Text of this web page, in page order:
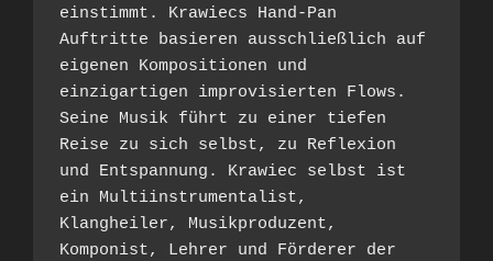
einstimmt. Krawiecs Hand-Pan
Auftritte basieren ausschließlich auf
eigenen Kompositionen und
einzigartigen improvisierten Flows.
Seine Musik führt zu einer tiefen
Reise zu sich selbst, zu Reflexion
und Entspannung. Krawiec selbst ist
ein Multiinstrumentalist,
Klangheiler, Musikproduzent,
Komponist, Lehrer und Förderer der